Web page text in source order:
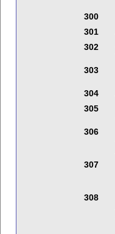
300
301
302
303
304
305
306
307
308